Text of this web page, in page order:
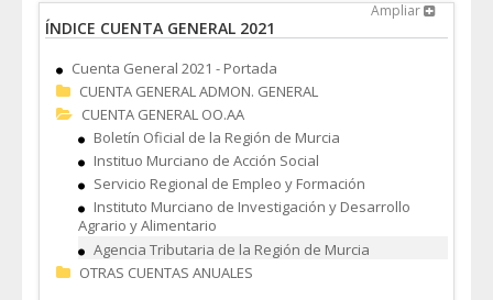
Ampliar
ÍNDICE CUENTA GENERAL 2021
Cuenta General 2021 - Portada
CUENTA GENERAL ADMON. GENERAL
CUENTA GENERAL OO.AA
Boletín Oficial de la Región de Murcia
Instituo Murciano de Acción Social
Servicio Regional de Empleo y Formación
Instituto Murciano de Investigación y Desarrollo
Agrario y Alimentario
Agencia Tributaria de la Región de Murcia
OTRAS CUENTAS ANUALES